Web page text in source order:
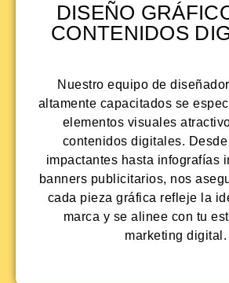
DISEÑO
CONTENIDOS
Nuestro equipo de
altamente capacitados se
elementos visuales
contenidos digitales.
impactantes hasta infografías
banners publicitarios, nos
cada pieza gráfica refleje la
marca y se alinee con tu
marketing digital.